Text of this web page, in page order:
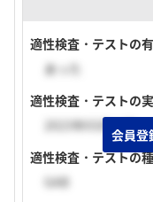
適性検査・テストの
あった
適性検査・テストの
2023年03月上旬
適性検査・テストの
GAB
会員登